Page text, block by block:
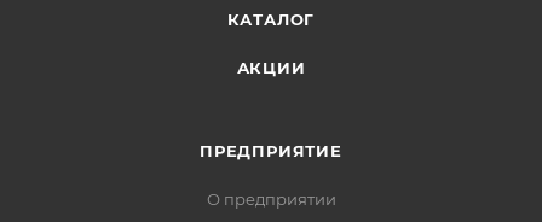
КАТАЛОГ
АКЦИИ
ПРЕДПРИЯТИЕ
О предприятии